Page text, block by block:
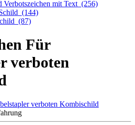
Verbotszeichen mit Text (256)
(144)
(87)
Für
verboten